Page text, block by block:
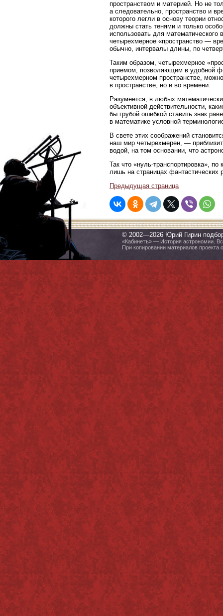
пространством и материей. Но не
а следовательно, пространство и
которого легли в основу теории
должны стать тенями и только
использовать для
четырехмерное «пространство —
обычно, интервалы длины, по
Таким образом, четырехмерное
приемом, позволяющим в удобной
четырехмерном пространстве,
в пространстве, но и во времени.
Разумеется, в любых
объективной действительности,
бы грубой ошибкой ставить знак
в математике условной
В свете этих соображений
наш мир четырехмерен, —
водой, на том основании, что
Так что «нуль-транспортировка»,
лишь на страницах фантастических
Предыдущая страница
© 2002—2026 Юрий Гирин
«Кабинетъ» — История астрономии.
При копировании материалов проекта